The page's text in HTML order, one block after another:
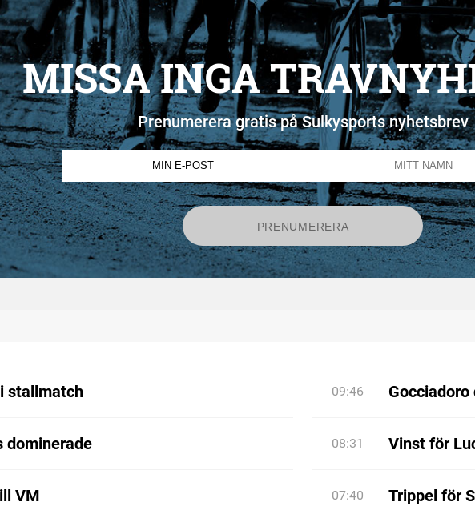
MISSA INGA
Prenumerera gratis på Sulkysports nyhetsbrev
stallmatch 09:46
dominerade 08:31 Vinst för
VM 07:40 Trippel för